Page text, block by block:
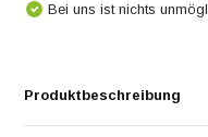
Bei uns ist nichts
Produktbeschreibung